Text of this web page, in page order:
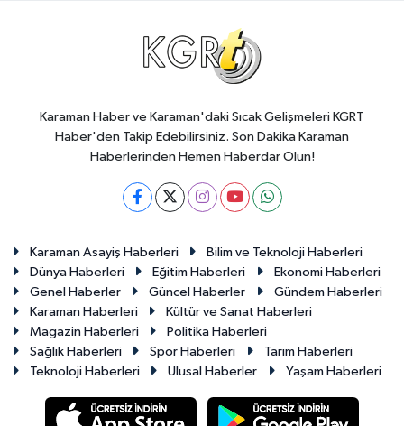
Karaman Haber ve Karaman'daki Sıcak Gelişmeleri KGRT
Haber'den Takip Edebilirsiniz. Son Dakika Karaman
Haberlerinden Hemen Haberdar Olun!
Karaman Asayiş Haberleri
Bilim ve Teknoloji Haberleri
Dünya Haberleri
Eğitim Haberleri
Ekonomi Haberleri
Genel Haberler
Güncel Haberler
Gündem Haberleri
Karaman Haberleri
Kültür ve Sanat Haberleri
Magazin Haberleri
Politika Haberleri
Sağlık Haberleri
Spor Haberleri
Tarım Haberleri
Teknoloji Haberleri
Ulusal Haberler Yaşam Haberleri